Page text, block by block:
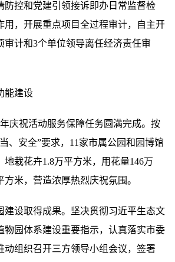
防控和党建引领接诉即办日常监督检
用，开展重点项目全过程审计，自主开
审计和3个单位领导离任经济责任审
能建设
庆祝活动服务保障任务圆满完成。按
、安全”要求，11家市属公园和园博馆
地栽花卉1.8万平方米，用花量146万
米，营造浓厚热烈庆祝氛围。
设取得成果。坚决贯彻习近平生态文
物园体系建设重要指示，认真落实市委
动组织召开三方领导小组会议，签署